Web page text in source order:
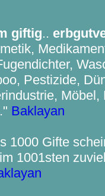
giftig..
Pestizide,
Möbel,
Baklayan
1000 Gifte
1001sten